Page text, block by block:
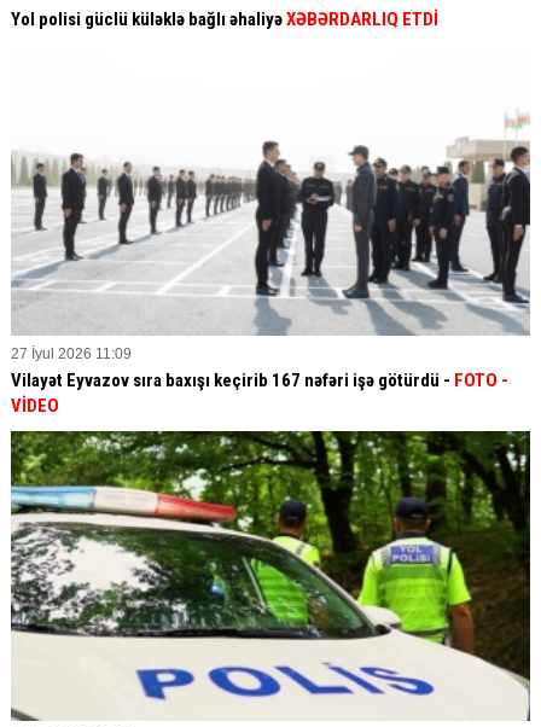
Yol polisi güclü küləklə bağlı əhaliyəXƏBƏRDARLIQ ETDİ
27 İyul 2026 11:09
Vilayət Eyvazov sıra baxışı keçirib 167 nəfəri işə götürdü - FOTO -
VİDEO